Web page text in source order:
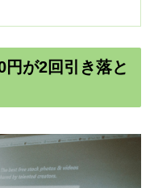
が2回引き落と